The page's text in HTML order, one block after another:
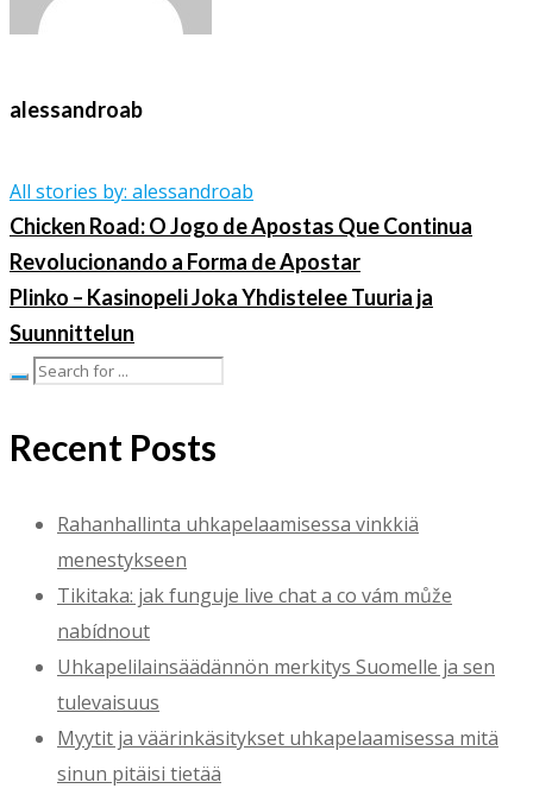
alessandroab
All stories by: alessandroab
Chicken Road: O Jogo de Apostas Que Continua
Revolucionando a Forma de Apostar
Plinko – Kasinopeli Joka Yhdistelee Tuuria ja
Suunnittelun
Recent Posts
Rahanhallinta uhkapelaamisessa vinkkiä
menestykseen
Tikitaka: jak funguje live chat a co vám může
nabídnout
Uhkapelilainsäädännön merkitys Suomelle ja sen
tulevaisuus
Myytit ja väärinkäsitykset uhkapelaamisessa mitä
sinun pitäisi tietää